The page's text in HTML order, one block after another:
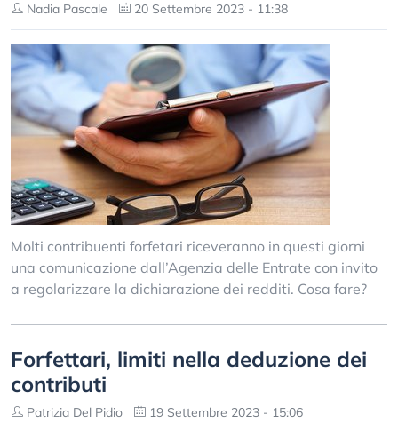
Nadia Pascale 20 Settembre 2023 - 11:38
Molti contribuenti forfetari riceveranno in questi giorni
una comunicazione dall’Agenzia delle Entrate con invito
a regolarizzare la dichiarazione dei redditi. Cosa fare?
Forfettari, limiti nella deduzione dei
contributi
Patrizia Del Pidio 19 Settembre 2023 - 15:06